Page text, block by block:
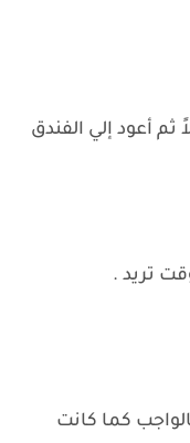
أعود إلي الفندق
تريد .
كما كانت